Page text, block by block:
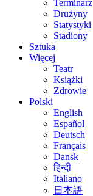
Terminarz
Drużyny
Statystyki
Stadiony
Sztuka
Więcej
Teatr
Książki
Zdrowie
Polski
English
Español
Deutsch
Français
Dansk
हिन्दी
Italiano
日本語